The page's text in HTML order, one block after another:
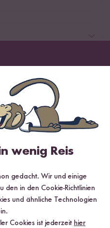
geht
Bestelldatum) wie möglich, damit
wenig Reis
gedacht. Wir und einige
den in den Cookie-Richtlinien
und ähnliche Technologien
Cookies ist jederzeit hier